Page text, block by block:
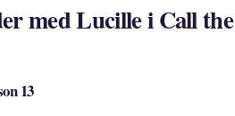
med Lucille i Call the
13